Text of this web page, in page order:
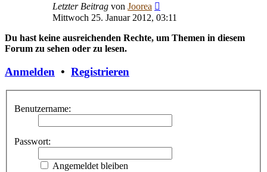
Letzter Beitrag von Joorea
Beitrag
Mittwoch 25. Januar 2012, 03:11
Du hast keine ausreichenden Rechte, um Themen in diesem
Forum zu sehen oder zu lesen.
Anmelden • Registrieren
Benutzername:
Passwort:
Angemeldet bleiben